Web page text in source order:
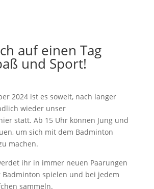
auf einen Tag
und Sport!
2024 ist es soweit, nach langer
wieder unser
statt. Ab 15 Uhr können Jung und
um sich mit dem Badminton
machen.
ihr in immer neuen Paarungen
Badminton spielen und bei jedem
sammeln.